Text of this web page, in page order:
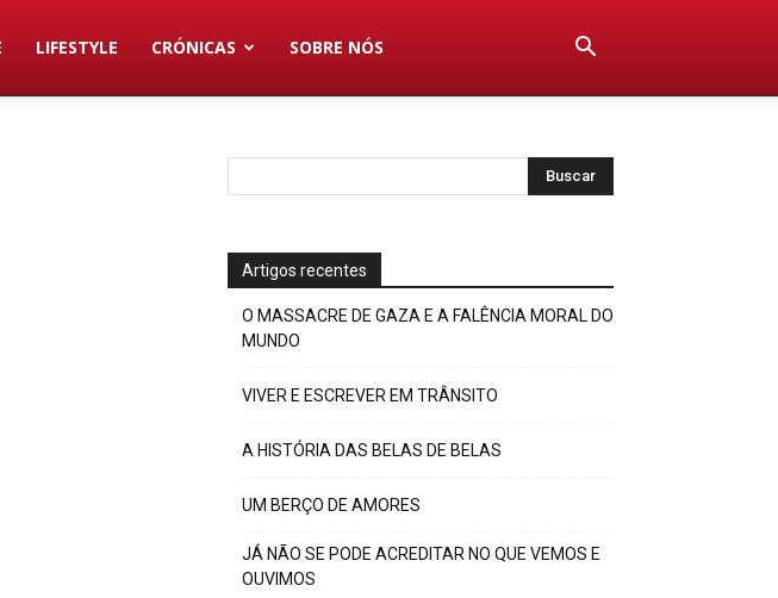
LIFESTYLE CRÓNICAS SOBRE NÓS
Artigos recentes
O MASSACRE DE GAZA E A FALÊNCIA MORAL DO
MUNDO
VIVER E ESCREVER EM TRÂNSITO
A HISTÓRIA DAS BELAS DE BELAS
UM BERÇO DE AMORES
JÁ NÃO SE PODE ACREDITAR NO QUE VEMOS E
OUVIMOS